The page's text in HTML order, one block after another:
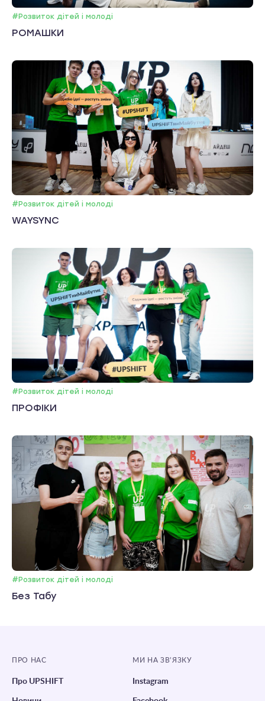
#Розвиток дітей і молоді
РОМАШКИ
#Розвиток дітей і молоді
WAYSYNC
#Розвиток дітей і молоді
ПРОФІКИ
#Розвиток дітей і молоді
Без Табу
ПРО НАС
Про UPSHIFT
МИ НА ЗВ’ЯЗКУ
Instagram